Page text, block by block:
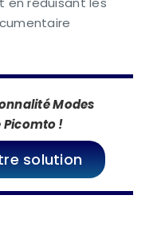
Modes
Picomto !
solution